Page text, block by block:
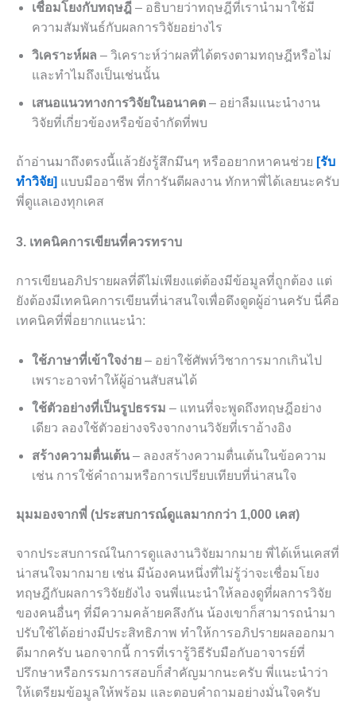
เชื่อมโยงกับทฤษฎี – อธิบายว่าทฤษฎีที่เรานำมาใช้มี
ความสัมพันธ์กับผลการวิจัยอย่างไร
วิเคราะห์ผล – วิเคราะห์ว่าผลที่ได้ตรงตามทฤษฎีหรือไม่
และทำไมถึงเป็นเช่นนั้น
เสนอแนวทางการวิจัยในอนาคต – อย่าลืมแนะนำงาน
วิจัยที่เกี่ยวข้องหรือข้อจำกัดที่พบ
ถ้าอ่านมาถึงตรงนี้แล้วยังรู้สึกมึนๆ หรืออยากหาคนช่วย [รับ
ทำวิจัย] แบบมืออาชีพ ที่การันตีผลงาน ทักหาพี่ได้เลยนะครับ
พี่ดูแลเองทุกเคส
3. เทคนิคการเขียนที่ควรทราบ
การเขียนอภิปรายผลที่ดีไม่เพียงแต่ต้องมีข้อมูลที่ถูกต้อง แต่
ยังต้องมีเทคนิคการเขียนที่น่าสนใจเพื่อดึงดูดผู้อ่านครับ นี่คือ
เทคนิคที่พี่อยากแนะนำ:
ใช้ภาษาที่เข้าใจง่าย – อย่าใช้ศัพท์วิชาการมากเกินไป
เพราะอาจทำให้ผู้อ่านสับสนได้
ใช้ตัวอย่างที่เป็นรูปธรรม – แทนที่จะพูดถึงทฤษฎีอย่าง
เดียว ลองใช้ตัวอย่างจริงจากงานวิจัยที่เราอ้างอิง
สร้างความตื่นเต้น – ลองสร้างความตื่นเต้นในข้อความ
เช่น การใช้คำถามหรือการเปรียบเทียบที่น่าสนใจ
มุมมองจากพี่ (ประสบการณ์ดูแลมากกว่า 1,000 เคส)
จากประสบการณ์ในการดูแลงานวิจัยมากมาย พี่ได้เห็นเคสที่
น่าสนใจมากมาย เช่น มีน้องคนหนึ่งที่ไม่รู้ว่าจะเชื่อมโยง
ทฤษฎีกับผลการวิจัยยังไง จนพี่แนะนำให้ลองดูที่ผลการวิจัย
ของคนอื่นๆ ที่มีความคล้ายคลึงกัน น้องเขาก็สามารถนำมา
ปรับใช้ได้อย่างมีประสิทธิภาพ ทำให้การอภิปรายผลออกมา
ดีมากครับ นอกจากนี้ การที่เรารู้วิธีรับมือกับอาจารย์ที่
ปรึกษาหรือกรรมการสอบก็สำคัญมากนะครับ พี่แนะนำว่า
ให้เตรียมข้อมูลให้พร้อม และตอบคำถามอย่างมั่นใจครับ